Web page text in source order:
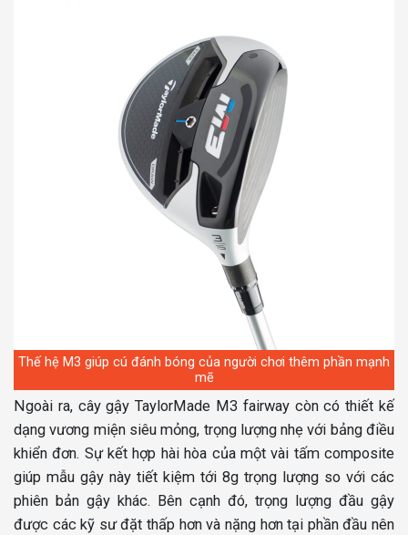
Thế hệ M3 giúp cú đánh bóng của người chơi thêm phần mạnh
mẽ
Ngoài ra, cây gậy TaylorMade M3 fairway còn có thiết kế
dạng vương miện siêu mỏng, trọng lượng nhẹ với bảng điều
khiển đơn. Sự kết hợp hài hòa của một vài tấm composite
giúp mẫu gậy này tiết kiệm tới 8g trọng lượng so với các
phiên bản gậy khác. Bên cạnh đó, trọng lượng đầu gậy
được các kỹ sư đặt thấp hơn và nặng hơn tại phần đầu nên